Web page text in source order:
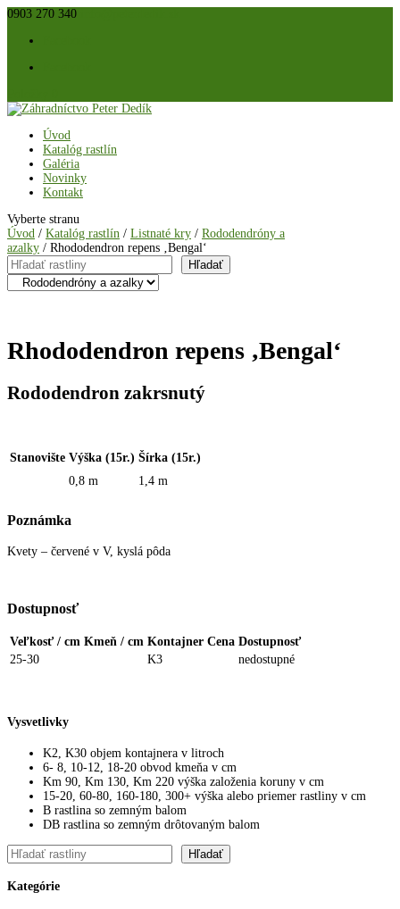
0903 270 340
Úvod
Katalóg rastlín
Galéria
Novinky
Kontakt
Vyberte stranu
Úvod / Katalóg rastlín / Listnaté kry / Rododendróny a
azalky / Rhododendron repens ‚Bengal‘
Hľadať
Hľadať
Rhododendron repens ‚Bengal‘
Rododendron zakrsnutý
Stanovište Výška (15r.) Šírka (15r.)
0,8 m
1,4 m
Poznámka
Kvety – červené v V, kyslá pôda
Dostupnosť
Veľkosť / cm Kmeň / cm Kontajner Cena Dostupnosť
25-30
K3 nedostupné
Vysvetlivky
K2, K30 objem kontajnera v litroch
6- 8, 10-12, 18-20 obvod kmeňa v cm
Km 90, Km 130, Km 220 výška založenia koruny v cm
15-20, 60-80, 160-180, 300+ výška alebo priemer rastliny v cm
B rastlina so zemným balom
DB rastlina so zemným drôtovaným balom
Hľadať
Hľadať
Kategórie